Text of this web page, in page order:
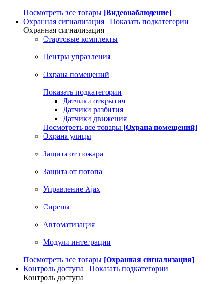
Посмотреть все товары [Видеонаблюдение]
Охранная сигнализация
Показать подкатегории
Охранная сигнализация
Стартовые комплекты
Центры управления
Охрана помещений
Показать подкатегории
Датчики открытия
Датчики разбития
Датчики движения
Посмотреть все товары [Охрана помещений]
Охрана улицы
Защита от пожара
Защита от потопа
Управление Ajax
Сирены
Автоматизация
Модули интеграции
Посмотреть все товары [Охранная сигнализация]
Контроль доступа
Показать подкатегории
Контроль доступа